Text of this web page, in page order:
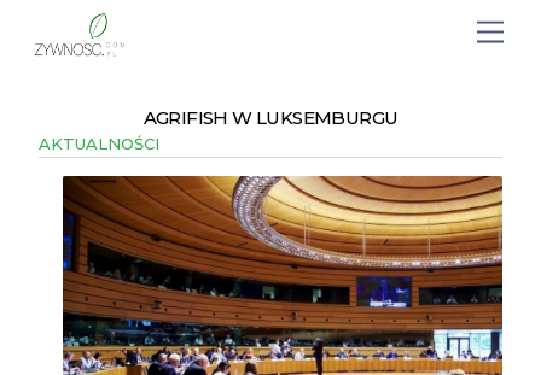
AGRIFISH W LUKSEMBURGU
AKTUALNOŚCI